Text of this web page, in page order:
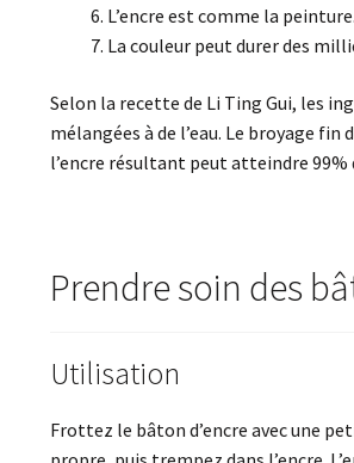
L’encre est comme la
La couleur peut durer des
Selon la recette de Li Ting Gui, les
mélangées à de l’eau. Le broyage
l’encre résultant peut atteindre
Prendre soin des
Utilisation
Frottez le bâton d’encre avec une